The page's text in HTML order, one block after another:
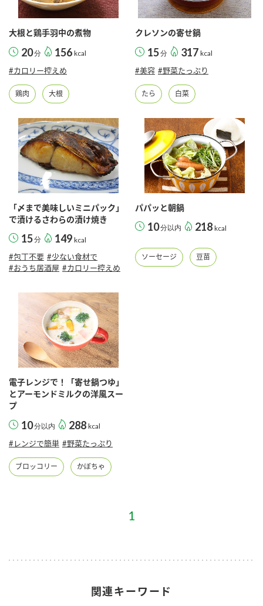
大根と鶏手羽中の煮物
20分 156 kcal
#カロリー控えめ
鶏肉 大根
クレソンの寄せ鍋
15分 317 kcal
#美容 #野菜たっぷり
たら 白菜
「〆まで美味しいミニパック」
で漬けるさわらの漬け焼き
15分 149 kcal
#包丁不要 #少ない食材で
#おうち居酒屋 #カロリー控えめ
パパッと朝鍋
10分以内 218 kcal
ソーセージ 豆苗
電子レンジで！「寄せ鍋つゆ」
とアーモンドミルクの洋風スー
プ
10分以内 288 kcal
#レンジで簡単 #野菜たっぷり
ブロッコリー かぼちゃ
1
関連キーワード